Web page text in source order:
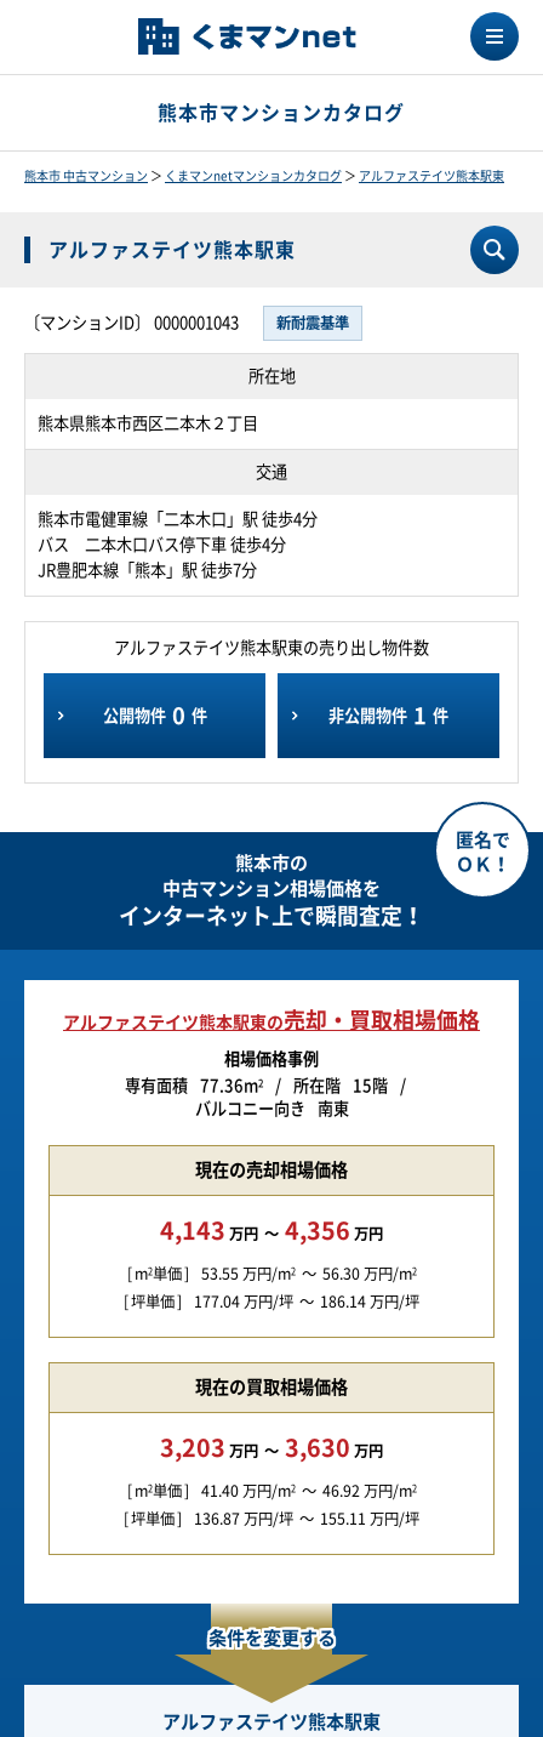
熊本市マンションカタログ
熊本市 中古マンション ＞ くまマンnetマンションカタログ ＞ アルファステイツ熊本駅東
アルファステイツ熊本駅東
〔マンションID〕 0000001043 新耐震基準
所在地
熊本県熊本市西区二本木２丁目
交通
熊本市電健軍線「二本木口」駅 徒歩4分
バス 二本木口バス停下車 徒歩4分
JR豊肥本線「熊本」駅 徒歩7分
アルファステイツ熊本駅東の売り出し物件数
公開物件 0 件 非公開物件 1 件
熊本市の
中古マンション相場価格を
インターネット上で瞬間査定！
アルファステイツ熊本駅東の売却・買取相場価格
相場価格事例
専有面積
77.36m2 所在階
15階
バルコニー向き
南東
現在の売却相場価格
4,143 万円 4,356 万円
m2単価 53.55 万円/m2 56.30 万円/m2
坪単価 177.04 万円/坪 186.14 万円/坪
現在の買取相場価格
3,203 万円 3,630 万円
m2単価 41.40 万円/m2 46.92 万円/m2
坪単価 136.87 万円/坪 155.11 万円/坪
条件を変更する
アルファステイツ熊本駅東